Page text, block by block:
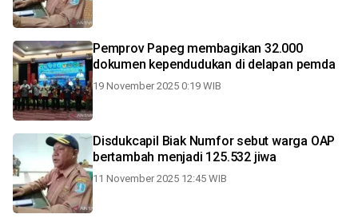
Pemprov Papeg membagikan 32.000
dokumen kependudukan di delapan pemda
19 November 2025 0:19 WIB
Disdukcapil Biak Numfor sebut warga OAP
bertambah menjadi 125.532 jiwa
11 November 2025 12:45 WIB